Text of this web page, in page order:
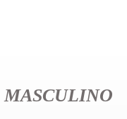
MASCULINO